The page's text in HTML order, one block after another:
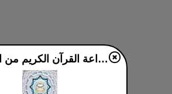
إذاعة القرآن الكريم من القاهرة live